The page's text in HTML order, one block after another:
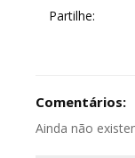
Partilhe:
Comentários:
Ainda não